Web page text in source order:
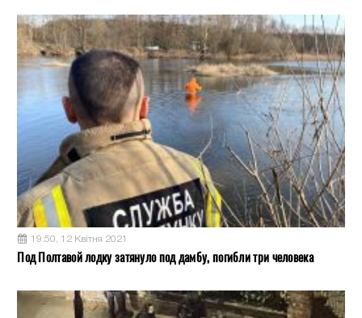
19:50, 12 Квітня 2021
Под Полтавой лодку затянуло под дамбу, погибли три человека